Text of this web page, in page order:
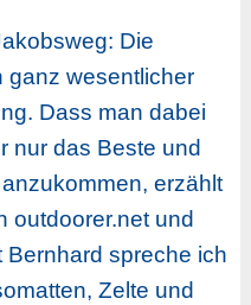
Die
ganz wesentlicher
Dass man dabei
nur das Beste und
erzählt
outdoorer.net und
spreche ich
Zelte und